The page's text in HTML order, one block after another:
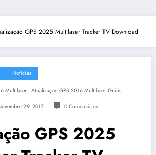
GPS 2025 Multilaser Tracker TV Download
Notícias
Multilaser, Atualização GPS 2016 Multilaser Grátis
29, 2017 0 Comentários
GPS 2025